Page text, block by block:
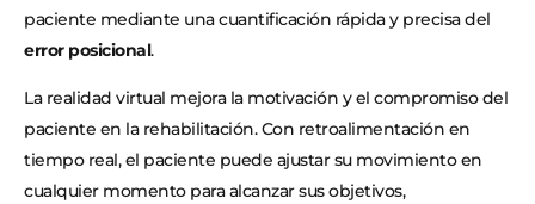
paciente mediante una cuantificación rápida y precisa del
error posicional.
La realidad virtual mejora la motivación y el compromiso del
paciente en la rehabilitación. Con retroalimentación en
tiempo real, el paciente puede ajustar su movimiento en
cualquier momento para alcanzar sus objetivos,